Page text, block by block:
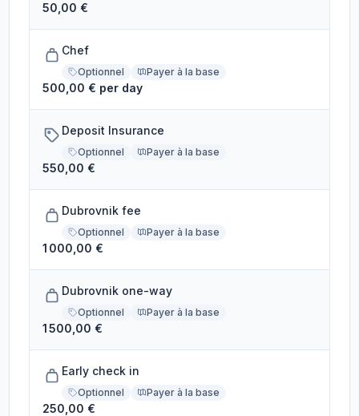
50,00 €
Chef
Optionnel Payer à la base
500,00 € per day
Deposit Insurance
Optionnel Payer à la base
550,00 €
Dubrovnik fee
Optionnel Payer à la base
1 000,00 €
Dubrovnik one-way
Optionnel Payer à la base
1 500,00 €
Early check in
Optionnel Payer à la base
250,00 €